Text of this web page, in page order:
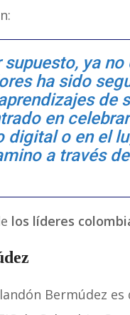
ya
ha sido
de
en
digital o en el
a través
los líderes
Bermúdez